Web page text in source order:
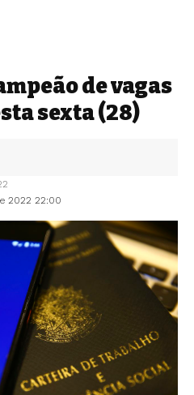
de vagas
sexta (28)
2022 22:00